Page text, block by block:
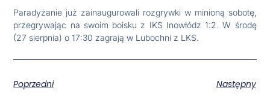
Paradyżanie już zainaugurowali rozgrywki w minioną sobotę,
przegrywając na swoim boisku z IKS Inowłódz 1:2. W środę
(27 sierpnia) o 17:30 zagrają w Lubochni z LKS.
Poprzedni Następny